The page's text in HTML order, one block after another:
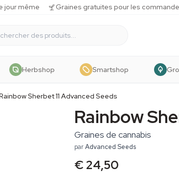
jour même Graines gratuites pour les
Herbshop Smartshop
Sherbet 11 Advanced Seeds
Rainbow
Graines de cannabis
parAdvanced Seeds
€ 24,50